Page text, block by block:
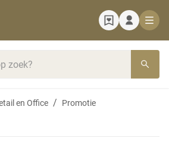
en Office Promotie